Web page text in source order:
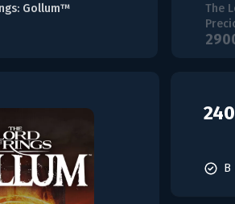
Gollum™
The
В